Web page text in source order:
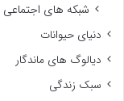
شبکه های اجتماعی
دنیای حیوانات
دیالوگ های ماندگار
سبک زندگی